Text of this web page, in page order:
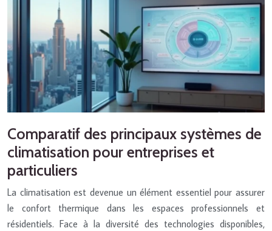
Comparatif des principaux systèmes de
climatisation pour entreprises et
particuliers
La climatisation est devenue un élément essentiel pour assurer
le confort thermique dans les espaces professionnels et
résidentiels. Face à la diversité des technologies disponibles,